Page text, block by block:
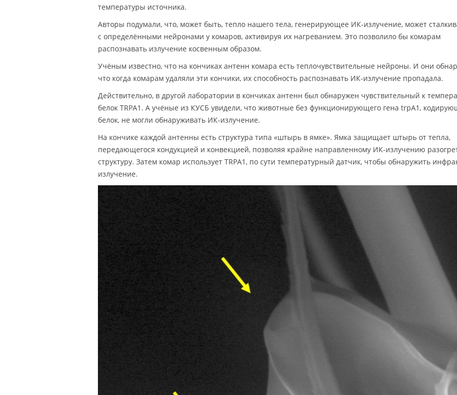
температуры источника.
Авторы подумали, что, может быть, тепло нашего тела, генерирующее ИК-излучение, может
с определёнными нейронами у комаров, активируя их нагреванием. Это позволило бы комарам
распознавать излучение косвенным образом.
Учёным известно, что на кончиках антенн комара есть теплочувствительные нейроны. И они
что когда комарам удаляли эти кончики, их способность распознавать ИК-излучение пропадала.
Действительно, в другой лаборатории в кончиках антенн был обнаружен чувствительный к
белок TRPA1. А учёные из КУСБ увидели, что животные без функционирующего гена trpA1,
белок, не могли обнаруживать ИК-излучение.
На кончике каждой антенны есть структура типа «штырь в ямке». Ямка защищает штырь от тепла,
передающегося кондукцией и конвекцией, позволяя крайне направленному ИК-излучению
структуру. Затем комар использует TRPA1, по сути температурный датчик, чтобы обнаружить
излучение.